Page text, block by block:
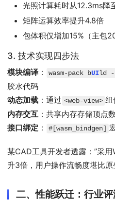
光照计算耗时从12.3ms降
矩阵运算效率提升4.8倍
包体积仅增加15%（主包
3. 技术实现四步法
模块编译 ： wasm-pack bUIld
胶水代码
动态加载 ：通过 <web-view> 组
内存交互 ：共享内存存储顶点
接口绑定 ： #[wasm_bindgen]
某CAD工具开发者透露：”采
升3倍，用户操作流畅度堪比原
二、性能跃迁：行业